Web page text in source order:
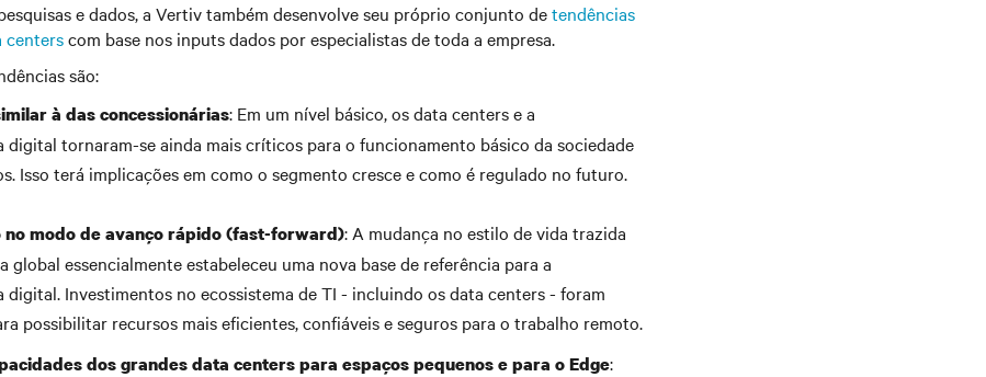
e dados, a Vertiv também desenvolve seu próprio conjunto detendências
centerscom base nos inputs dados por especialistas de toda a empresa.
são:
à das concessionárias: Em um nível básico, os data centers e a
tornaram-se ainda mais críticos para o funcionamento básico da sociedade
Isso terá implicações em como o segmento cresce e como é regulado no futuro.
no modo de avanço rápido (fast-forward): A mudança no estilo de vida trazida
global essencialmente estabeleceu uma nova base de referência para a
Investimentos no ecossistema de TI - incluindo os data centers - foram
possibilitar recursos mais eficientes, confiáveis e seguros para o trabalho remoto.
dos grandes data centers para espaços pequenos e para o Edge: